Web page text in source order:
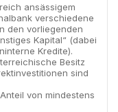
ansässigem
verschiedene
den vorliegenden
Kapital“ (dabei
Kredite).
Besitz
sind
von mindestens